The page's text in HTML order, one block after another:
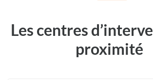
Les centres
proximité